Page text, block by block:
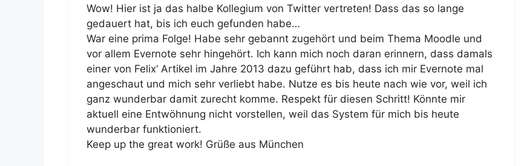
Wow! Hier ist ja das halbe Kollegium von Twitter vertreten! Dass das so lange
gedauert hat, bis ich euch gefunden habe…
War eine prima Folge! Habe sehr gebannt zugehört und beim Thema Moodle und
vor allem Evernote sehr hingehört. Ich kann mich noch daran erinnern, dass damals
einer von Felix‘ Artikel im Jahre 2013 dazu geführt hab, dass ich mir Evernote mal
angeschaut und mich sehr verliebt habe. Nutze es bis heute nach wie vor, weil ich
ganz wunderbar damit zurecht komme. Respekt für diesen Schritt! Könnte mir
aktuell eine Entwöhnung nicht vorstellen, weil das System für mich bis heute
wunderbar funktioniert.
Keep up the great work! Grüße aus München